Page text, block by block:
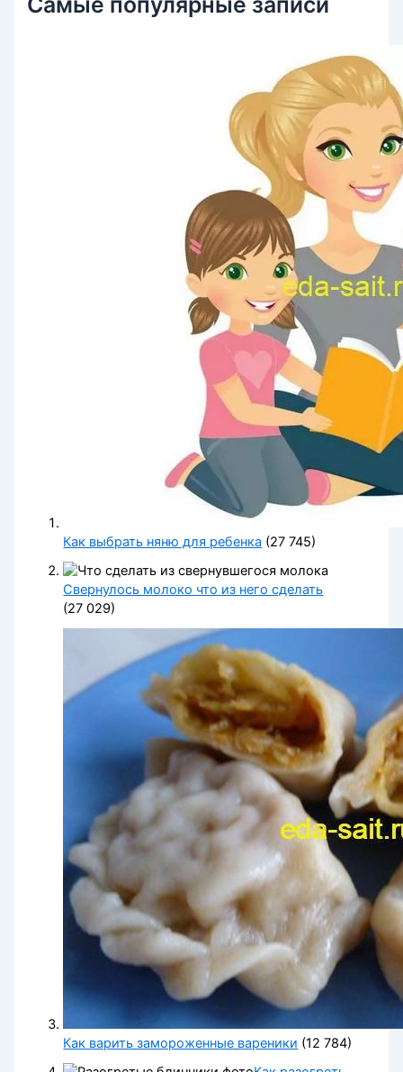
Как выбрать няню для ребенка (27 745)
Свернулось молоко что из него сделать
(27 029)
Как варить замороженные вареники (12 784)